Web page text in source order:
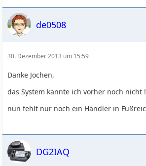
de0508
30. Dezember 2013 um 15:59
Danke Jochen,
das System kannte ich vorher noch nicht !
nun fehlt nur noch ein Händler in
DG2IAQ